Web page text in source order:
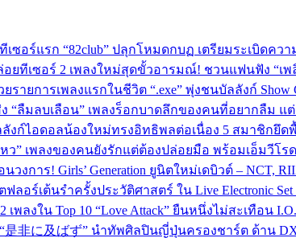
อร์แรก “82club” ปลุกโหมดกบฏ เตรียมระเบิดควา
อยทีเซอร์ 2 เพลงใหม่สุดขั้วอารมณ์! ชวนแฟนฟัง “เ
ายการเพลงแรกในชีวิต “.exe” พุ่งชนบัลลังก์ Show
“ลืมลบเลือน” เพลงร็อกบาดลึกของคนที่อยากลืม แ
ลังก์ไอดอลน้องใหม่ทรงอิทธิพลต่อเนื่อง 5 สมาชิกยึด
หว” เพลงของคนยังรักแต่ต้องปล่อยมือ พร้อมเอ็ม
วงการ! Girls’ Generation ยูนิตใหม่เดบิวต์ – NCT,
ลอร์เต้นรำครั้งประวัติศาสตร์ ใน Live Electronic
เพลงใน Top 10 “Love Attack” ยืนหนึ่งไม่สะเทือน
“是非に及ばず” นำทัพศิลปินญี่ปุ่นครองชาร์ต ด้าน